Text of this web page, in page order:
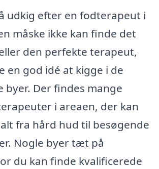
udkig efter en fodterapeut i
måske ikke kan finde det
den perfekte terapeut,
en god idé at kigge i de
Der findes mange
i areaen, der kan
fra hård hud til besøgende
Nogle byer tæt på
du kan finde kvalificerede